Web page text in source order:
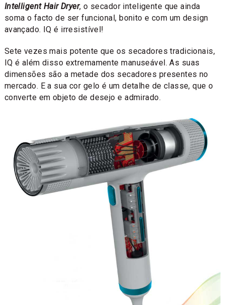
Intelligent Hair Dryer, o secador inteligente que ainda
soma o facto de ser funcional, bonito e com um design
avançado. IQ é irresistível!
Sete vezes mais potente que os secadores tradicionais,
IQ é além disso extremamente manuseável. As suas
dimensões são a metade dos secadores presentes no
mercado. E a sua cor gelo é um detalhe de classe, que o
converte em objeto de desejo e admirado.